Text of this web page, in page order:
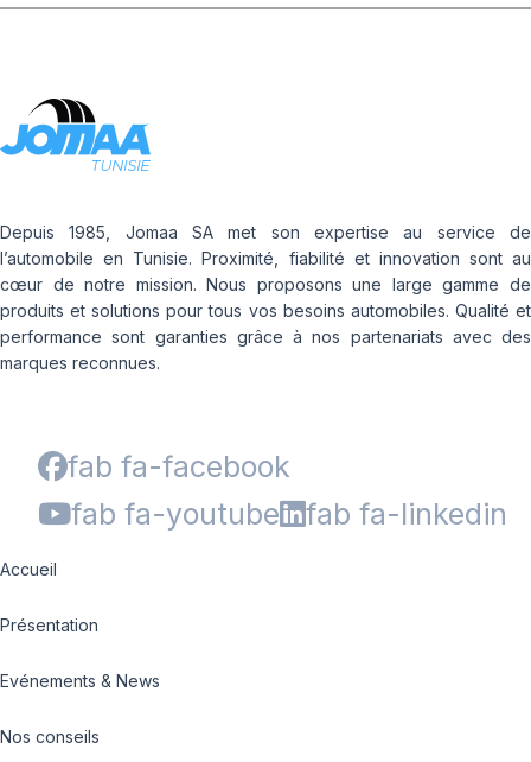
Depuis 1985, Jomaa SA met son expertise au service de
l’automobile en Tunisie. Proximité, fiabilité et innovation sont au
cœur de notre mission. Nous proposons une large gamme de
produits et solutions pour tous vos besoins automobiles. Qualité et
performance sont garanties grâce à nos partenariats avec des
marques reconnues.
fab fa-facebook
fab fa-youtube
fab fa-linkedin
Accueil
Présentation
Evénements & News
Nos conseils